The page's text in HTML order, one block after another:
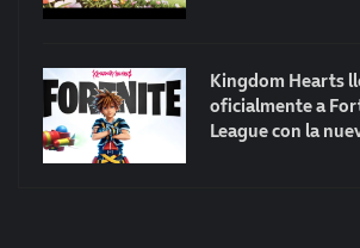
Kingdom Hearts
oficialmente a
League con la